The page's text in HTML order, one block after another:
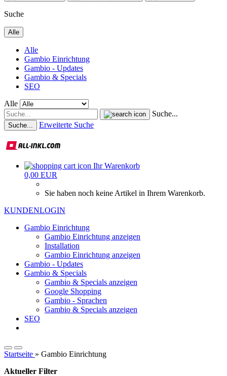
Suche
Alle
Alle
Gambio Einrichtung
Gambio - Updates
Gambio & Specials
SEO
Alle
Suche...
Suche... Erweiterte Suche
Ihr Warenkorb
0,00 EUR
Sie haben noch keine Artikel in Ihrem Warenkorb.
KUNDENLOGIN
Gambio Einrichtung
Gambio Einrichtung anzeigen
Installation
Gambio Einrichtung anzeigen
Gambio - Updates
Gambio & Specials
Gambio & Specials anzeigen
Google Shopping
Gambio - Sprachen
Gambio & Specials anzeigen
SEO
Startseite » Gambio Einrichtung
Aktueller Filter